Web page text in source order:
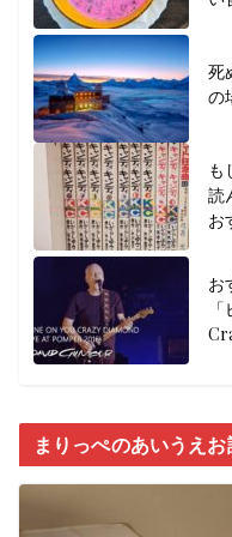
死
の
も
読
お
お
まりっぺのあいうえお